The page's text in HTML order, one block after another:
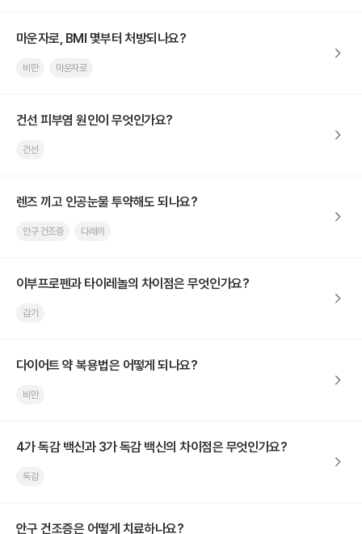
마운자로, BMI 몇부터 처방되나요?
비만 마운자로
건선 피부염 원인이 무엇인가요?
건선
렌즈 끼고 인공눈물 투약해도 되나요?
안구 건조증 다래끼
이부프로펜과 타이레놀의 차이점은 무엇인가요?
감기
다이어트 약 복용법은 어떻게 되나요?
비만
4가 독감 백신과 3가 독감 백신의 차이점은 무엇인가요?
독감
안구 건조증은 어떻게 치료하나요?